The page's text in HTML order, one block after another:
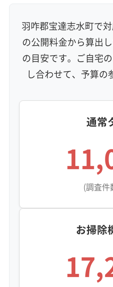
羽咋郡宝達志水町で対
の公開料金から算出
の目安です。ご自宅
し合わせて、予算の
通常
(調査件
お掃除